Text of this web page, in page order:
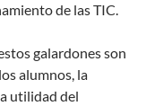
de las TIC.
galardones son
alumnos, la
utilidad del